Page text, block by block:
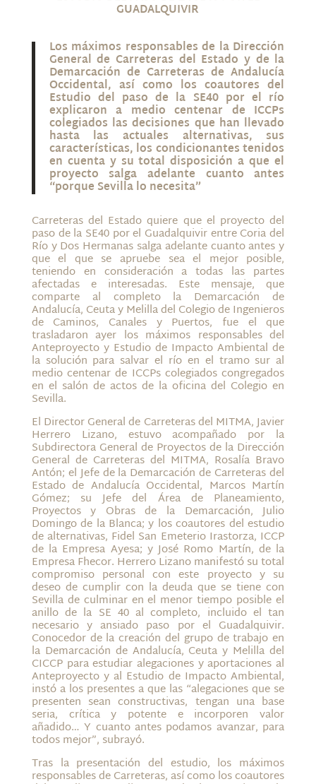
GUADALQUIVIR
Los máximos responsables de la Dirección
General de Carreteras del Estado y de la
Demarcación de Carreteras de Andalucía
Occidental, así como los coautores del
Estudio del paso de la SE40 por el río
explicaron a medio centenar de ICCPs
colegiados las decisiones que han llevado
hasta las actuales alternativas, sus
características, los condicionantes tenidos
en cuenta y su total disposición a que el
proyecto salga adelante cuanto antes
“porque Sevilla lo necesita”
Carreteras del Estado quiere que el proyecto del
paso de la SE40 por el Guadalquivir entre Coria del
Río y Dos Hermanas salga adelante cuanto antes y
que el que se apruebe sea el mejor posible,
teniendo en consideración a todas las partes
afectadas e interesadas. Este mensaje, que
comparte al completo la Demarcación de
Andalucía, Ceuta y Melilla del Colegio de Ingenieros
de Caminos, Canales y Puertos, fue el que
trasladaron ayer los máximos responsables del
Anteproyecto y Estudio de Impacto Ambiental de
la solución para salvar el río en el tramo sur al
medio centenar de ICCPs colegiados congregados
en el salón de actos de la oficina del Colegio en
Sevilla.
El Director General de Carreteras del MITMA, Javier
Herrero Lizano, estuvo acompañado por la
Subdirectora General de Proyectos de la Dirección
General de Carreteras del MITMA, Rosalía Bravo
Antón; el Jefe de la Demarcación de Carreteras del
Estado de Andalucía Occidental, Marcos Martín
Gómez; su Jefe del Área de Planeamiento,
Proyectos y Obras de la Demarcación, Julio
Domingo de la Blanca; y los coautores del estudio
de alternativas, Fidel San Emeterio Irastorza, ICCP
de la Empresa Ayesa; y José Romo Martín, de la
Empresa Fhecor. Herrero Lizano manifestó su total
compromiso personal con este proyecto y su
deseo de cumplir con la deuda que se tiene con
Sevilla de culminar en el menor tiempo posible el
anillo de la SE 40 al completo, incluido el tan
necesario y ansiado paso por el Guadalquivir.
Conocedor de la creación del grupo de trabajo en
la Demarcación de Andalucía, Ceuta y Melilla del
CICCP para estudiar alegaciones y aportaciones al
Anteproyecto y al Estudio de Impacto Ambiental,
instó a los presentes a que las “alegaciones que se
presenten sean constructivas, tengan una base
seria, crítica y potente e incorporen valor
añadido… Y cuanto antes podamos avanzar, para
todos mejor”, subrayó.
Tras la presentación del estudio, los máximos
responsables de Carreteras, así como los coautores